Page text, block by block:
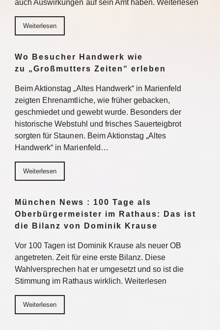
auch Auswirkungen auf sein Amt haben. Weiterlesen
Weiterlesen
Wo Besucher Handwerk wie
zu „Großmutters Zeiten“ erleben
Beim Aktionstag „Altes Handwerk“ in Marienfeld
zeigten Ehrenamtliche, wie früher gebacken,
geschmiedet und gewebt wurde. Besonders der
historische Webstuhl und frisches Sauerteigbrot
sorgten für Staunen. Beim Aktionstag „Altes
Handwerk“ in Marienfeld…
Weiterlesen
München News : 100 Tage als
Oberbürgermeister im Rathaus: Das ist
die Bilanz von Dominik Krause
Vor 100 Tagen ist Dominik Krause als neuer OB
angetreten. Zeit für eine erste Bilanz. Diese
Wahlversprechen hat er umgesetzt und so ist die
Stimmung im Rathaus wirklich. Weiterlesen
Weiterlesen